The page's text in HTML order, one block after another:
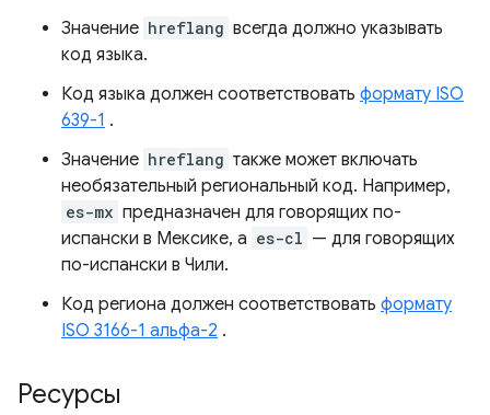
Значение hreflang всегда должно указывать
код языка.
Код языка должен соответствовать формату ISO
639-1 .
Значение hreflang также может включать
необязательный региональный код. Например,
es-mx предназначен для говорящих по-
испански в Мексике, а es-cl — для говорящих
по-испански в Чили.
Код региона должен соответствовать формату
ISO 3166-1 альфа-2 .
Ресурсы